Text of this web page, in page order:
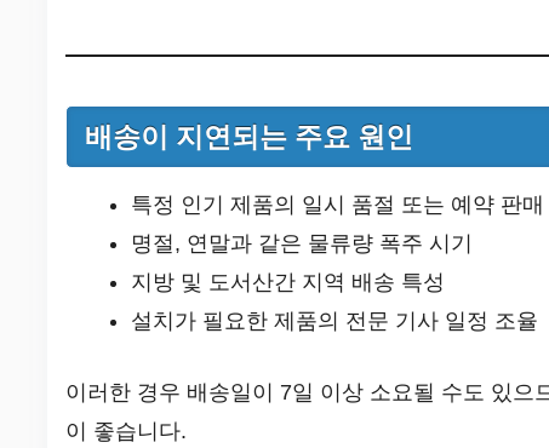
배송이 지연되는 주요 원인
특정 인기 제품의 일시 품절 또는 예약 판매
명절, 연말과 같은 물류량 폭주 시기
지방 및 도서산간 지역 배송 특성
설치가 필요한 제품의 전문 기사 일정 조율
이러한 경우 배송일이 7일 이상 소요될 수도 있으
이 좋습니다.